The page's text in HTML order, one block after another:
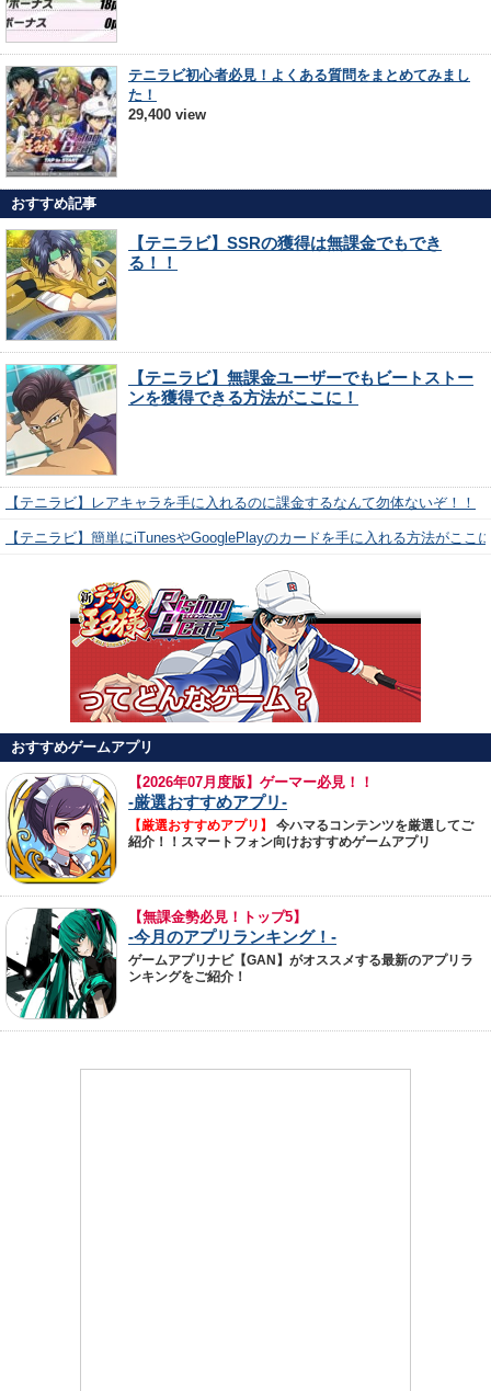
テニラビ初心者必見！よくある質問をまとめてみまし
た！
29,400 view
おすすめ記事
【テニラビ】SSRの獲得は無課金でもでき
る！！
【テニラビ】無課金ユーザーでもビートストー
ンを獲得できる方法がここに！
【テニラビ】レアキャラを手に入れるのに課金するなんて勿体ないぞ！！
【テニラビ】簡単にiTunesやGooglePlayのカードを手に入れる方法がここ
おすすめゲームアプリ
【2026年07月度版】ゲーマー必見！！
-厳選おすすめアプリ-
【厳選おすすめアプリ】
今ハマるコンテンツを厳選してご
紹介！！スマートフォン向けおすすめゲームアプリ
【無課金勢必見！トップ5】
-今月のアプリランキング！-
ゲームアプリナビ【GAN】がオススメする最新のアプリラ
ンキングをご紹介！